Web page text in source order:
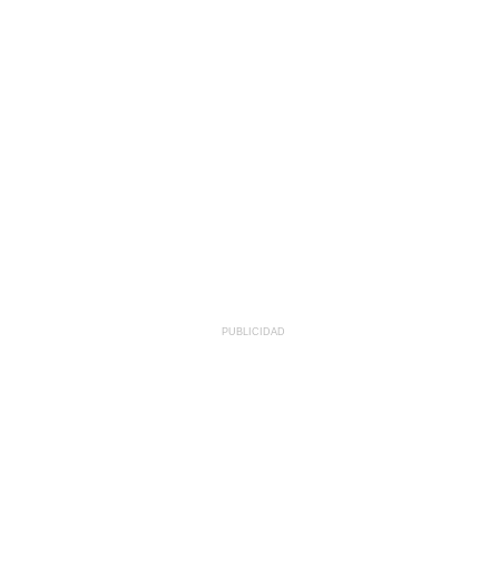
PUBLICIDAD